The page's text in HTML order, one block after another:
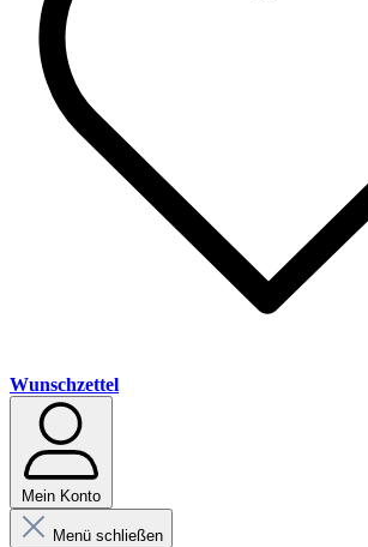
Wunschzettel
Mein Konto
Menü schließen